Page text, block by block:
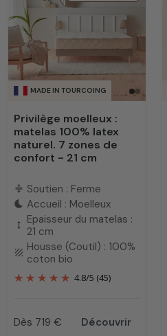
MADE IN TOURCOING
Privilège moelleux :
matelas 100% latex
naturel. 7 zones de
confort - 21 cm
compress Soutien : Ferme
bedtime Accueil : Moelleux
height
Epaisseur du matelas :
21 cm
texture Housse (Coutil) : 100%
coton bio
4.8/5 (45)
Prix
Dès 719 € Découvrir